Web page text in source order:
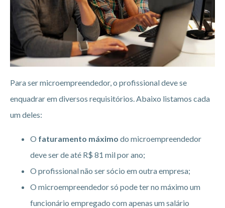
Para ser microempreendedor, o profissional deve se
enquadrar em diversos requisitórios. Abaixo listamos cada
um deles:
O faturamento máximo do microempreendedor
deve ser de até R$ 81 mil por ano;
O profissional não ser sócio em outra empresa;
O microempreendedor só pode ter no máximo um
funcionário empregado com apenas um salário